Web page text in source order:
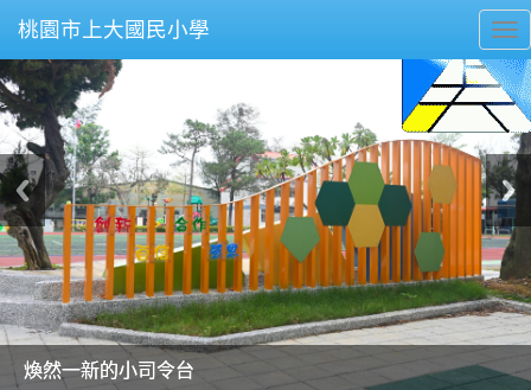
桃園市上大國民小學
美麗的操場是我們活力的來源
美麗的操場是我們活力的來源
煥然一新的小司令台
煥然一新的小司令台
富含桃園埤塘田園風光意象的中廊
富含桃園埤塘田園風光意象的中廊
嶄新的中庭廣場
嶄新的中庭廣場
水生池生生不息
水生池生生不息